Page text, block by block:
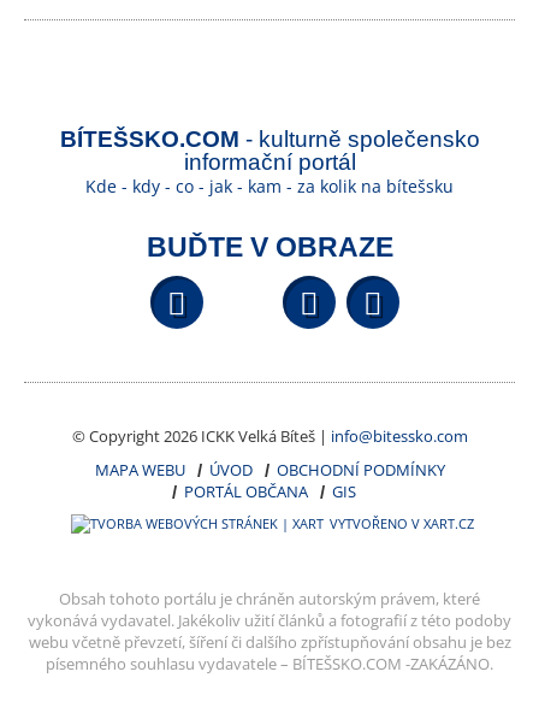
BÍTEŠSKO.COM - kulturně společensko
informační portál
Kde - kdy - co - jak - kam - za kolik na bítešsku
BUĎTE V OBRAZE
Facebook YouTube
© Copyright 2026 ICKK Velká Bíteš | info@bitessko.com
MAPA WEBU
ÚVOD
OBCHODNÍ PODMÍNKY
PORTÁL OBČANA
GIS
VYTVOŘENO V XART.CZ
Obsah tohoto portálu je chráněn autorským právem, které
vykonává vydavatel. Jakékoliv užití článků a fotografií z této podoby
webu včetně převzetí, šíření či dalšího zpřístupňování obsahu je bez
písemného souhlasu vydavatele – BÍTEŠSKO.COM -ZAKÁZÁNO.